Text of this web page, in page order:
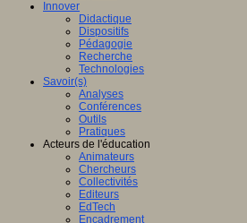
Innover
Didactique
Dispositifs
Pédagogie
Recherche
Technologies
Savoir(s)
Analyses
Conférences
Outils
Pratiques
Acteurs de l'éducation
Animateurs
Chercheurs
Collectivités
Editeurs
EdTech
Encadrement